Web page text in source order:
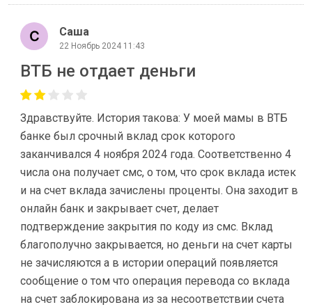
Саша
22 Ноябрь 2024 11:43
ВТБ не отдает деньги⁠⁠
Здравствуйте. История такова: У моей мамы в ВТБ
банке был срочный вклад срок которого
заканчивался 4 ноября 2024 года. Соответственно 4
числа она получает смс, о том, что срок вклада истек
и на счет вклада зачислены проценты. Она заходит в
онлайн банк и закрывает счет, делает
подтверждение закрытия по коду из смс. Вклад
благополучно закрывается, но деньги на счет карты
не зачисляются а в истории операций появляется
сообщение о том что операция перевода со вклада
на счет заблокирована из за несоответствии счета